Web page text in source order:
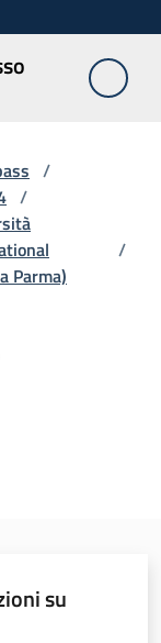
/
/
Parma)
/
su